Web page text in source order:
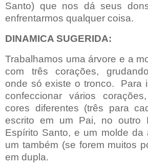
Santo) que nos dá seus
enfrentarmos qualquer coisa.
DINAMICA SUGERIDA:
Trabalhamos uma árvore e a
com três corações,
onde só existe o tronco.
Para
confeccionar vários
cores diferentes (três para
escrito em um Pai, no outro
Espírito Santo, e um molde da
um também (se forem muitos
em dupla.